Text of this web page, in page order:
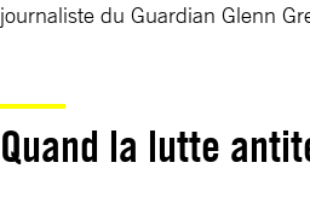
journaliste du Guardian Glenn
Quand la lutte